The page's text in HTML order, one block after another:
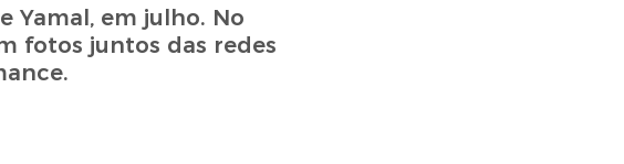
Yamal, em julho. No
fotos juntos das redes